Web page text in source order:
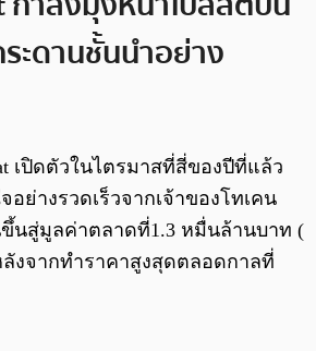
ะดานชั้นนำอย่าง
เปิดตัวในไตรมาสที่สี่ของปีที่แล้ว
ย่างรวดเร็วจากเจ้าของโทเคน
นสู่มูลค่าตลาดที่1.3 หมื่นล้านบาท (
งจากทำราคาสูงสุดตลอดกาลที่